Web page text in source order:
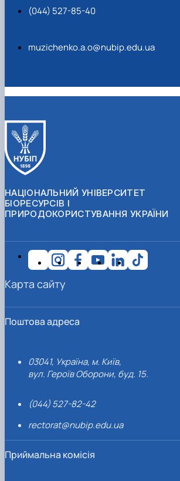
(044) 527-85-40
muzichenko.a.o@nubip.edu.ua
НАЦІОНАЛЬНИЙ УНІВЕРСИТЕТ
БІОРЕСУРСІВ І
ПРИРОДОКОРИСТУВАННЯ УКРАЇНИ
Поштова адреса
03041, Україна, м. Київ,
вул. Героїв Оборони, буд. 15.
(044) 527-82-42
rectorat@nubip.edu.ua
Приймальна комісія
Карта сайту